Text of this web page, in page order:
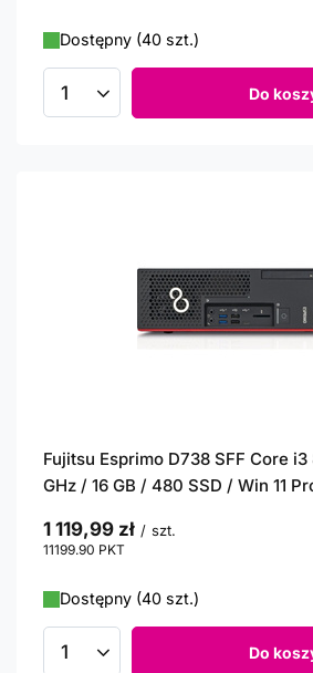
Dostępny (40 szt.)
Ilość produktów Do
Fujitsu Esprimo D738 SFF Core
GHz / 16 GB / 480 SSD / Win 11
1 119,99 zł / szt.
11199.90 PKT
Dostępny (40 szt.)
Ilość produktów Do